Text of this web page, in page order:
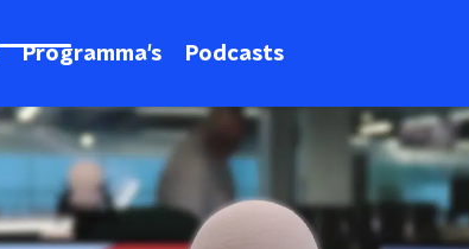
Programma's Podcasts